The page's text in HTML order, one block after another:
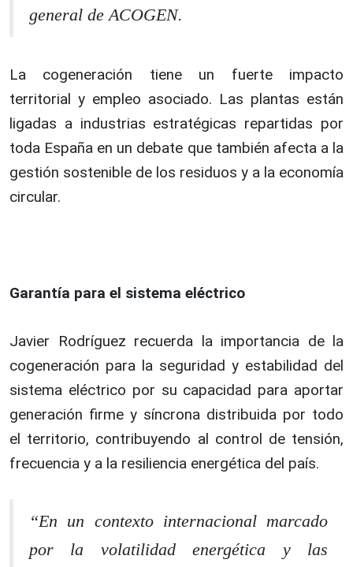
general de ACOGEN.
La cogeneración tiene un fuerte impacto
territorial y empleo asociado. Las plantas están
ligadas a industrias estratégicas repartidas por
toda España en un debate que también afecta a la
gestión sostenible de los residuos y a la economía
circular.
Garantía para el sistema eléctrico
Javier Rodríguez recuerda la importancia de la
cogeneración para la seguridad y estabilidad del
sistema eléctrico por su capacidad para aportar
generación firme y síncrona distribuida por todo
el territorio, contribuyendo al control de tensión,
frecuencia y a la resiliencia energética del país.
“En un contexto internacional marcado
por la volatilidad energética y las